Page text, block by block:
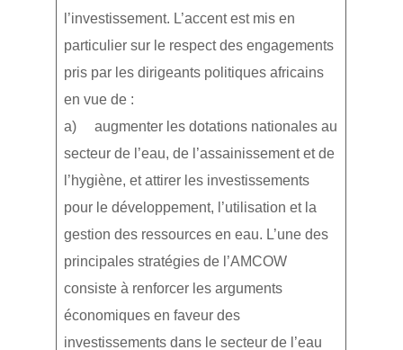
l’investissement. L’accent est mis en
particulier sur le respect des engagements
pris par les dirigeants politiques africains
en vue de :
a) augmenter les dotations nationales au
secteur de l’eau, de l’assainissement et de
l’hygiène, et attirer les investissements
pour le développement, l’utilisation et la
gestion des ressources en eau. L’une des
principales stratégies de l’AMCOW
consiste à renforcer les arguments
économiques en faveur des
investissements dans le secteur de l’eau